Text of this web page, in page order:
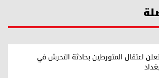
تعلن اعتقال المتورطين بحادثة التحرش في